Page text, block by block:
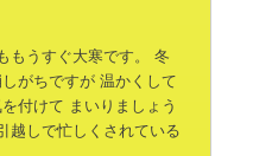
もうすぐ大寒です。
冬
がちですが 温かくして
付けて まいりましょう
越しで忙しくされている